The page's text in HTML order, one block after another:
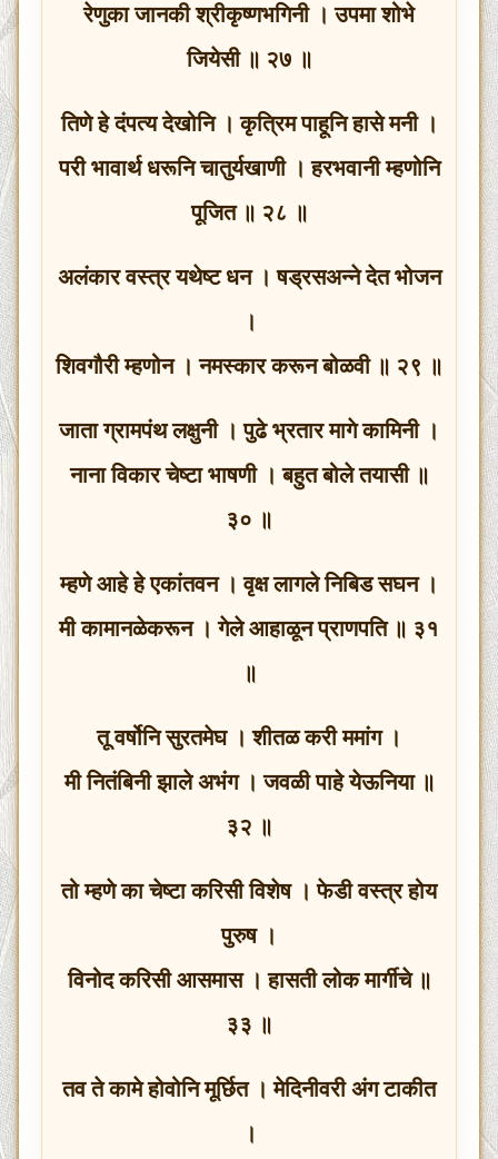
रेणुका जानकी श्रीकृष्णभगिनी । उपमा शोभे
जियेसी ॥ २७ ॥
तिणे हे दंपत्य देखोनि । कृत्रिम पाहूनि हासे मनी ।
परी भावार्थ धरूनि चातुर्यखाणी । हरभवानी म्हणोनि
पूजित ॥ २८ ॥
अलंकार वस्त्र यथेष्ट धन । षड्रसअन्ने देत भोजन
।
शिवगौरी म्हणोन । नमस्कार करून बोळवी ॥ २९ ॥
जाता ग्रामपंथ लक्षुनी । पुढे भ्रतार मागे कामिनी ।
नाना विकार चेष्टा भाषणी । बहुत बोले तयासी ॥
३० ॥
म्हणे आहे हे एकांतवन । वृक्ष लागले निबिड सघन ।
मी कामानळेकरून । गेले आहाळून प्राणपति ॥ ३१
॥
तू वर्षोनि सुरतमेघ । शीतळ करी ममांग ।
मी नितंबिनी झाले अभंग । जवळी पाहे येऊनिया ॥
३२ ॥
तो म्हणे का चेष्टा करिसी विशेष । फेडी वस्त्र होय
पुरुष ।
विनोद करिसी आसमास । हासती लोक मार्गीचे ॥
३३ ॥
तव ते कामे होवोनि मूर्छित । मेदिनीवरी अंग टाकीत
।